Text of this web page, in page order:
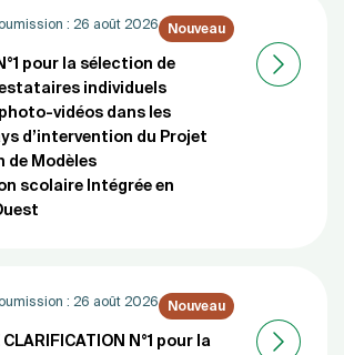
: 26 août 2026 Nouveau
pour la sélection de
individuels
vidéos dans les
d’intervention du Projet
de Modèles
scolaire Intégrée en
: 26 août 2026 Nouveau
CLARIFICATION N°1 pour la